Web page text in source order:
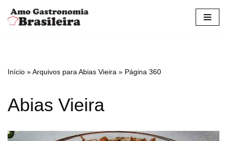
Pular
conteúdo
Início »Arquivos para Abias Vieira » Página 360
Abias Vieira